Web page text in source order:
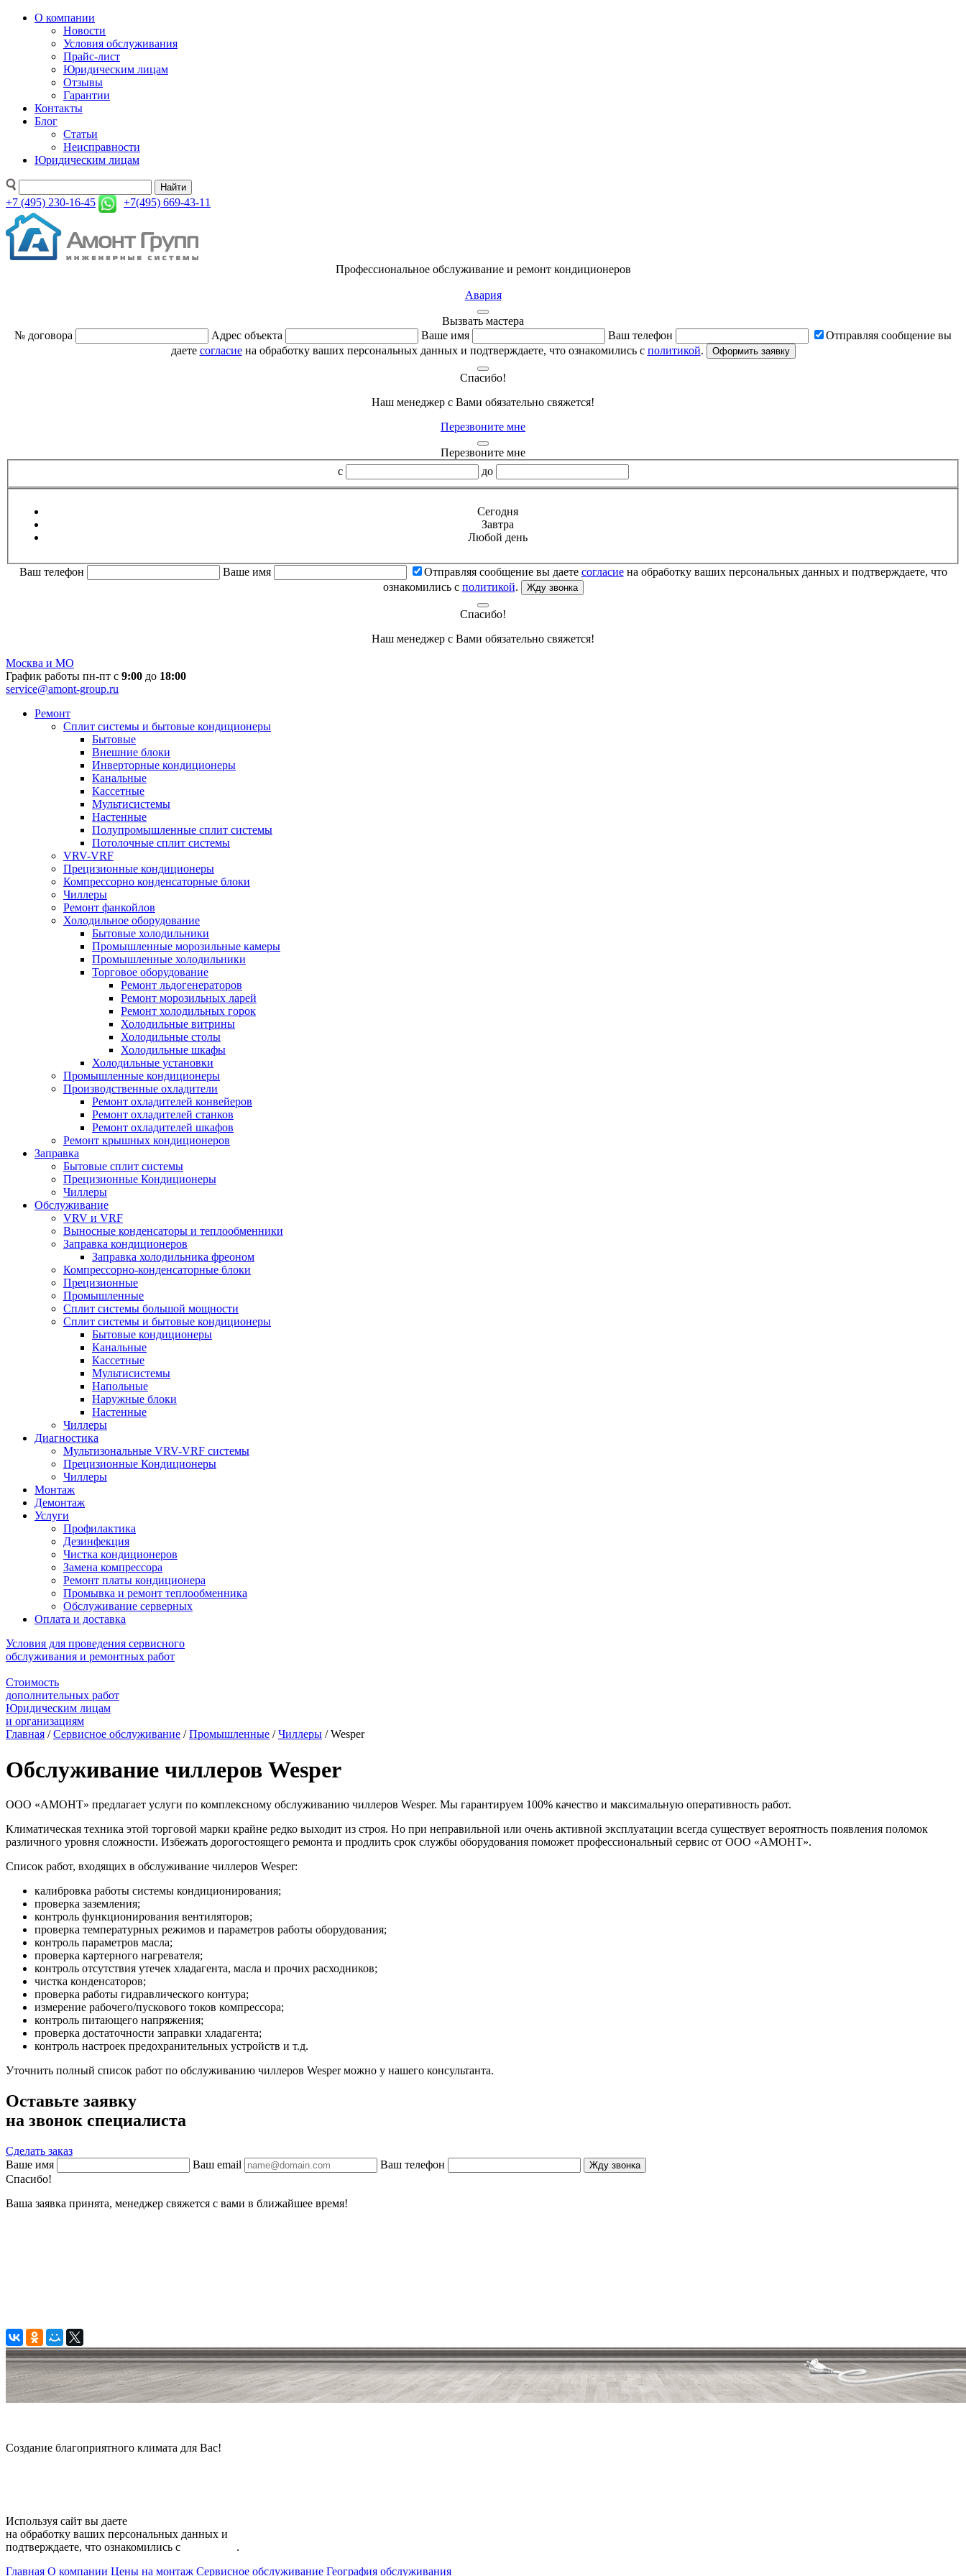
О компании
Новости
Условия обслуживания
Прайс-лист
Юридическим лицам
Отзывы
Гарантии
Контакты
Блог
Статьи
Неисправности
Юридическим лицам
Найти
+7 (495) 230-16-45 +7(495) 669-43-11
Профессиональное обслуживание и ремонт кондиционеров
Авария
Вызвать мастера
№ договора
Адрес объекта Ваше имя Ваш телефон
Отправляя сообщение вы
даете согласиена обработку ваших персональных данных и подтверждаете, что ознакомились с политикой. Оформить заявку
Спасибо!
Наш менеджер с Вами обязательно свяжется!
Перезвоните мне
Перезвоните мне
с
до
Сегодня
Завтра
Любой день
Ваш телефон Ваше имя Отправляя сообщение вы даете согласиена обработку ваших персональных данных и подтверждаете, что
ознакомились с политикой. Жду звонка
Спасибо!
Наш менеджер с Вами обязательно свяжется!
Москва и МО
График работы пн-пт с 9:00 до 18:00
service@amont-group.ru
Ремонт
Сплит системы и бытовые кондиционеры
Бытовые
Внешние блоки
Инверторные кондиционеры
Канальные
Кассетные
Мультисистемы
Настенные
Полупромышленные сплит системы
Потолочные сплит системы
VRV-VRF
Прецизионные кондиционеры
Компрессорно конденсаторные блоки
Чиллеры
Ремонт фанкойлов
Холодильное оборудование
Бытовые холодильники
Промышленные морозильные камеры
Промышленные холодильники
Торговое оборудование
Ремонт льдогенераторов
Ремонт морозильных ларей
Ремонт холодильных горок
Холодильные витрины
Холодильные столы
Холодильные шкафы
Холодильные установки
Промышленные кондиционеры
Производственные охладители
Ремонт охладителей конвейеров
Ремонт охладителей станков
Ремонт охладителей шкафов
Ремонт крышных кондиционеров
Заправка
Бытовые сплит системы
Прецизионные Кондиционеры
Чиллеры
Обслуживание
VRV и VRF
Выносные конденсаторы и теплообменники
Заправка кондиционеров
Заправка холодильника фреоном
Компрессорно-конденсаторные блоки
Прецизионные
Промышленные
Сплит системы большой мощности
Сплит системы и бытовые кондиционеры
Бытовые кондиционеры
Канальные
Кассетные
Мультисистемы
Напольные
Наружные блоки
Настенные
Чиллеры
Диагностика
Мультизональные VRV-VRF системы
Прецизионные Кондиционеры
Чиллеры
Монтаж
Демонтаж
Услуги
Профилактика
Дезинфекция
Чистка кондиционеров
Замена компрессора
Ремонт платы кондиционера
Промывка и ремонт теплообменника
Обслуживание серверных
Оплата и доставка
Условия для проведения сервисного
обслуживания и ремонтных работ
Стоимость
дополнительных работ
Юридическим лицам
и организациям
Главная /Сервисное обслуживание /Промышленные /Чиллеры /Wesper
Обслуживание чиллеров Wesper
ООО «АМОНТ» предлагает услуги по комплексному обслуживанию чиллеров Wesper. Мы гарантируем 100% качество и максимальную оперативность работ.
Климатическая техника этой торговой марки крайне редко выходит из строя. Но при неправильной или очень активной эксплуатации всегда существует вероятность появления поломок
различного уровня сложности. Избежать дорогостоящего ремонта и продлить срок службы оборудования поможет профессиональный сервис от ООО «АМОНТ».
Список работ, входящих в обслуживание чиллеров Wesper:
калибровка работы системы кондиционирования;
проверка заземления;
контроль функционирования вентиляторов;
проверка температурных режимов и параметров работы оборудования;
контроль параметров масла;
проверка картерного нагревателя;
контроль отсутствия утечек хладагента, масла и прочих расходников;
чистка конденсаторов;
проверка работы гидравлического контура;
измерение рабочего/пускового токов компрессора;
контроль питающего напряжения;
проверка достаточности заправки хладагента;
контроль настроек предохранительных устройств и т.д.
Уточнить полный список работ по обслуживанию чиллеров Wesper можно у нашего консультанта.
Оставьте заявку
на звонок специалиста
Сделать заказ
Ваше имя
Ваш email Ваш телефон Жду звонка
Спасибо!
Ваша заявка принята, менеджер свяжется с вами в ближайшее время!
Создание благоприятного климата для Вас!
Используя сайт вы даете
на обработку ваших персональных данных и
подтверждаете, что ознакомились с
.
Главная О компании Цены на монтаж Сервисное обслуживание География обслуживания